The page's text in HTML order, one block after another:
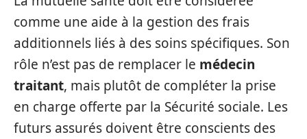
comme une aide à la gestion des frais
additionnels liés à des soins spécifiques. Son
rôle n’est pas de remplacer le médecin
traitant, mais plutôt de compléter la prise
en charge offerte par la Sécurité sociale. Les
futurs assurés doivent être conscients des